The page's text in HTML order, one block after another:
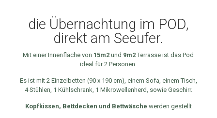
die Übernachtung im POD,
direkt am Seeufer.
Mit einer Innenfläche von 15m2 und 9m2Terrasse ist das Pod
ideal für 2 Personen.
Es ist mit 2 Einzelbetten (90 x 190 cm), einem Sofa, einem Tisch,
4 Stühlen, 1 Kühlschrank, 1 Mikrowellenherd, sowie Geschirr.
Kopfkissen, Bettdecken und Bettwäsche werden gestellt